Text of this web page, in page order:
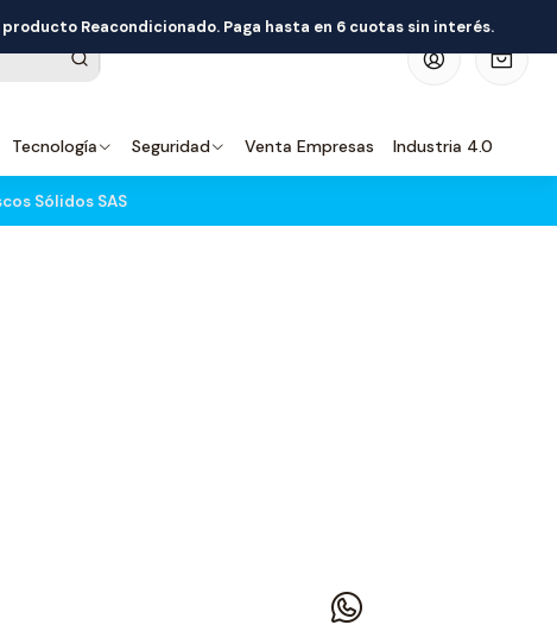
Tecnología Seguridad Venta Empresas Industria 4.0
Reacondicionado. Paga hasta en 6 cuotas sin interés.
Sólidos SAS